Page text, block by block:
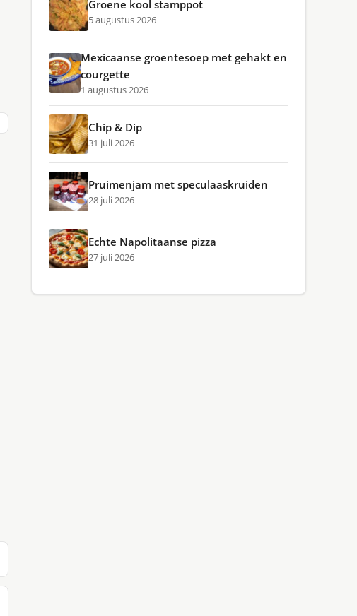
Groene kool stamppot
5 augustus 2026
Mexicaanse groentesoep met gehakt en
courgette
1 augustus 2026
Chip & Dip
31 juli 2026
Pruimenjam met speculaaskruiden
28 juli 2026
Echte Napolitaanse pizza
27 juli 2026